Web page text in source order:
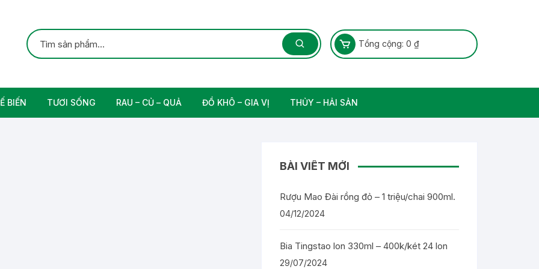
Tổng cộng: 0 ₫
BIẾN TƯƠI SỐNG RAU – CỦ – QUẢ ĐỒ KHÔ – GIA VỊ THỦY – HẢI SẢN
BÀI VIẾT MỚI
Rượu Mao Đài rồng đỏ – 1 triệu/chai 900ml.
04/12/2024
Bia Tingstao lon 330ml – 400k/két 24 lon
29/07/2024